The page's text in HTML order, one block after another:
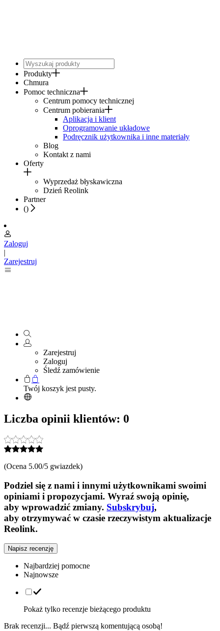
Produkty
Chmura
Pomoc techniczna
Centrum pomocy technicznej
Centrum pobierania
Aplikacja i klient
Oprogramowanie układowe
Podręcznik użytkownika i inne materiały
Blog
Kontakt z nami
Oferty
Wyprzedaż błyskawiczna
Dzień Reolink
Partner
()
Zaloguj
|
Zarejestruj
Zarejestruj
Zaloguj
Śledź zamówienie
Twój koszyk jest pusty.
Liczba opinii klientów: 0
(Ocena 5.00/5 gwiazdek)
Podziel się z nami i innymi użytkownikami swoimi
opiniami i propozycjami. Wyraź swoją opinię,
aby wprowadzić zmiany. Subskrybuj,
aby otrzymywać w czasie rzeczywistym aktualizacje
Reolink.
Napisz recenzję
Najbardziej pomocne
Najnowsze
Pokaż tylko recenzje bieżącego produktu
Brak recenzji... Bądź pierwszą komentującą osobą!